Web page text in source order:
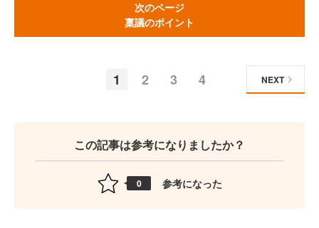
次のページ
稟議のポイント
1 2 3 4 NEXT
この記事は参考になりましたか？
0 参考になった